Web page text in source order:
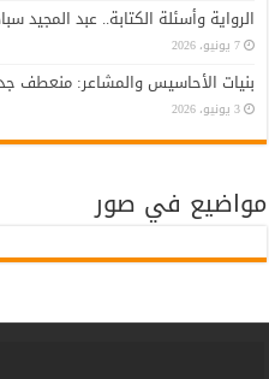
الرواية وأسئلة الكتابة.. عبد المجيد
7 يونيو، 2026
بنيات الأحاسيس والمشاعر: منعطف
3 يونيو، 2026
مواضيع في صور